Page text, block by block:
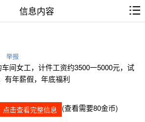
信息内容
举报
间女工，计件工资约3500一5000元，试
有年薪假，年底福利
点击查看完整信息 (查看需要80金币)